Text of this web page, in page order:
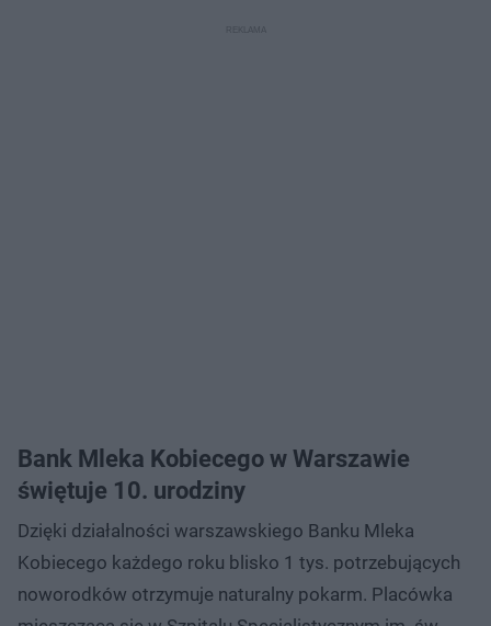
Bank Mleka Kobiecego w Warszawie
świętuje 10. urodziny
Dzięki działalności warszawskiego Banku Mleka
Kobiecego każdego roku blisko 1 tys. potrzebujących
noworodków otrzymuje naturalny pokarm. Placówka